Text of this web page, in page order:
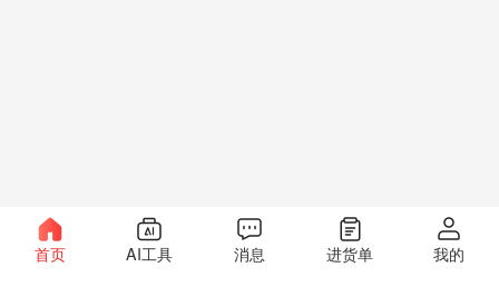
首页 AI工具 消息 进货单 我的